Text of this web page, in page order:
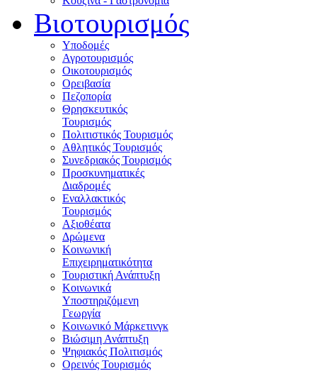
Βιοτουρισμός
Υποδομές
Αγροτουρισμός
Οικοτουρισμός
Ορειβασία
Πεζοπορία
Θρησκευτικός
Τουρισμός
Πολιτιστικός Τουρισμός
Αθλητικός Τουρισμός
Συνεδριακός Τουρισμός
Προσκυνηματικές
Διαδρομές
Εναλλακτικός
Τουρισμός
Αξιοθέατα
Δρώμενα
Κοινωνική
Επιχειρηματικότητα
Τουριστική Ανάπτυξη
Κοινωνικά
Υποστηριζόμενη
Γεωργία
Κοινωνικό Μάρκετινγκ
Βιώσιμη Ανάπτυξη
Ψηφιακός Πολιτισμός
Ορεινός Τουρισμός